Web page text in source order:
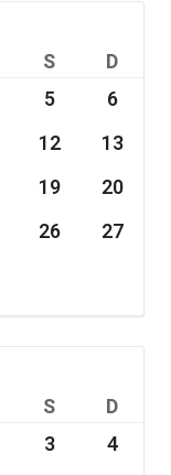
S
D
5
6
12
13
19
20
26
27
S
D
3
4